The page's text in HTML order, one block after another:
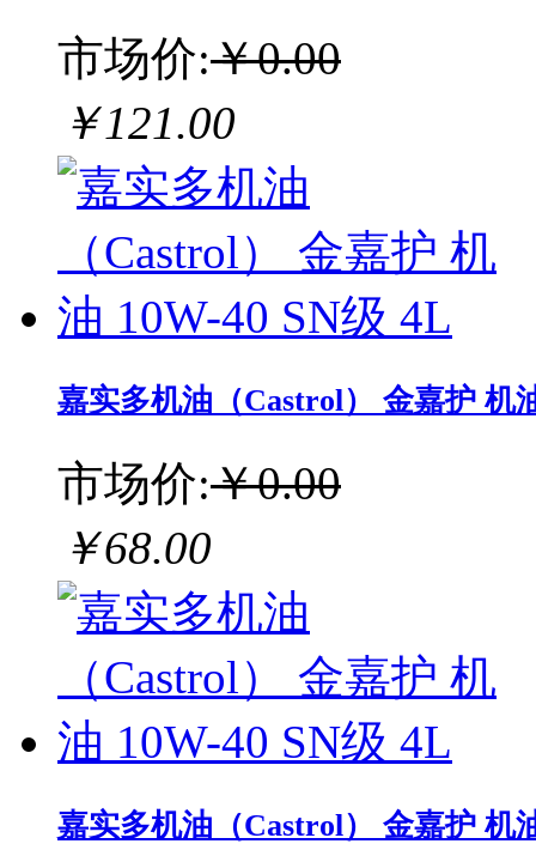
市场价:￥0.00
￥121.00
嘉实多机油（Castrol） 金嘉护 机
市场价:￥0.00
￥68.00
嘉实多机油（Castrol） 金嘉护 机